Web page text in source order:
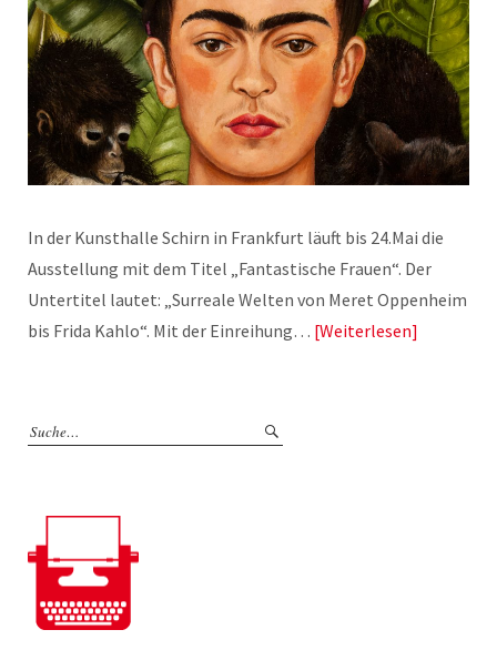
In der Kunsthalle Schirn in Frankfurt läuft bis 24.Mai die
Ausstellung mit dem Titel „Fantastische Frauen“. Der
Untertitel lautet: „Surreale Welten von Meret Oppenheim
bis Frida Kahlo“. Mit der Einreihung… Weiterlesen